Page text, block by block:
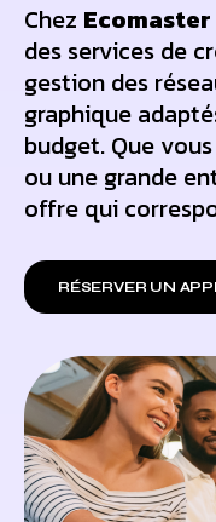
Chez Ecomaster
des services de
gestion des
graphique
budget. Que
ou une grande
offre qui
RÉSERVER UN